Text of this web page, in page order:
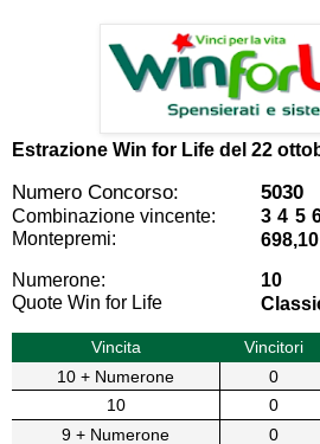
Estrazione Win for Life del 22
Numero Concorso: 5030
Combinazione vincente:
3 4 5
Montepremi:
Numerone:
10
Quote Win for Life
Vincita Vincitori
10 + Numerone
0
10
0
9 + Numerone
0